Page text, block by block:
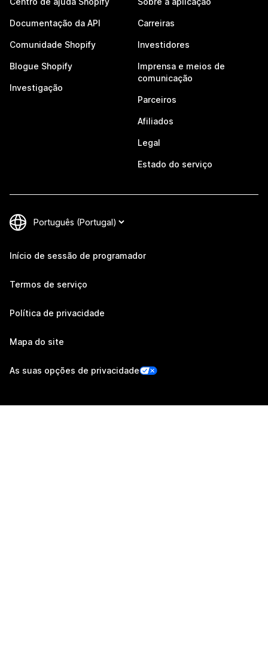
Documentação da API
Comunidade Shopify
Blogue Shopify
Investigação
Carreiras
Investidores
Imprensa e meios de
comunicação
Parceiros
Afiliados
Legal
Estado do serviço
Início de sessão de programador
Termos de serviço
Política de privacidade
Mapa do site
As suas opções de privacidade